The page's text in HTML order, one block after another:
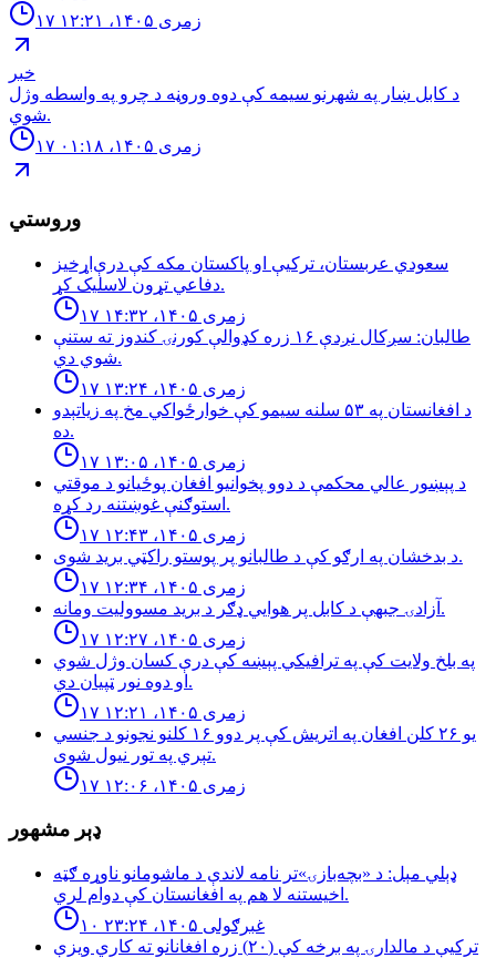
۱۷ زمری ۱۴۰۵، ۱۲:۲۱
خبر
د كابل ښار په شهرنو سيمه كې دوه وروڼه د چرو په واسطه وژل
شوي.
۱۷ زمری ۱۴۰۵، ۰۱:۱۸
وروستي
سعودي عربستان، ترکیې او پاکستان مکه کې درې‌اړخیز
دفاعي تړون لاسلیک کړ.
۱۷ زمری ۱۴۰۵، ۱۴:۳۲
طالبان: سږكال نږدې ١۶ زره كډوالې كورنۍ كندوز ته ستنې
شوي دي.
۱۷ زمری ۱۴۰۵، ۱۳:۲۴
د افغانستان په ۵۳ سلنه سيمو كې خوارځواکي مخ په زياتېدو
ده.
۱۷ زمری ۱۴۰۵، ۱۳:۰۵
د پېښور عالي محکمې د دوو پخوانیو افغان پوځیانو د موقتي
استوګنې غوښتنه رد کړه.
۱۷ زمری ۱۴۰۵، ۱۲:۴۳
د بدخشان په ارګو کې د طالبانو پر پوستو راکټي برید شوی.
۱۷ زمری ۱۴۰۵، ۱۲:۳۴
آزادۍ جبهې د کابل پر هوايي ډګر د برید مسوولیت ومانه.
۱۷ زمری ۱۴۰۵، ۱۲:۲۷
په بلخ ولایت کې په ترافیکي پېښه کې درې کسان وژل شوي
او دوه نور ټپیان دي.
۱۷ زمری ۱۴۰۵، ۱۲:۲۱
یو ۲۶ کلن افغان په اتریش کې پر دوو ۱۶ کلنو نجونو د جنسي
تېري په تور نیول شوی.
۱۷ زمری ۱۴۰۵، ۱۲:۰۶
ډېر مشهور
ډېلي مېل: د «بچه‌بازۍ»تر نامه لاندې د ماشومانو ناوړه ګټه
اخیستنه لا هم په افغانستان کې دوام لري.
۱۰ غبرګولی ۱۴۰۵، ۲۳:۲۴
تركيې د مالدارۍ په برخه كې (٢٠) زره افغانانو ته كاري ويزې